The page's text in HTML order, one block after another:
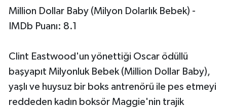
Million Dollar Baby (Milyon Dolarlık Bebek) -
IMDb Puanı: 8.1
Clint Eastwood'un yönettiği Oscar ödüllü
başyapıt Milyonluk Bebek (Million Dollar Baby),
yaşlı ve huysuz bir boks antrenörü ile pes etmeyi
reddeden kadın boksör Maggie'nin trajik